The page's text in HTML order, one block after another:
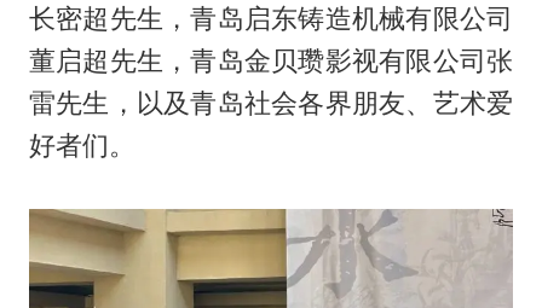
长密超先生，青岛启东铸造机械有限公司
董启超先生，青岛金贝瓒影视有限公司张
雷先生，以及青岛社会各界朋友、艺术爱
好者们。